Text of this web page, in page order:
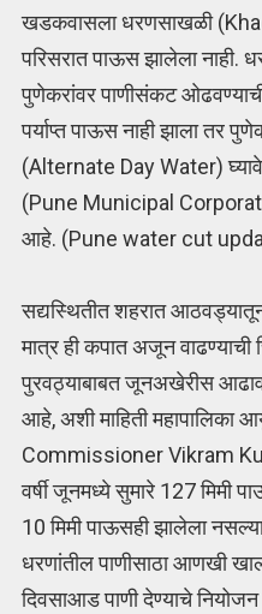
खडकवासला धरणसाखळी
परिसरात पाऊस झालेला नाही.
पुणेकरांवर पाणीसंकट
पर्याप्त पाऊस नाही झाला तर
(Alternate Day Water)
(Pune Municipal
आहे. (Pune water cut
सद्यस्थितीत शहरात
मात्र ही कपात अजून वाढण्याची
पुरवठ्याबाबत जूनअखेरीस
आहे, अशी माहिती महापालिका
Commissioner Vikram
वर्षी जूनमध्ये सुमारे 127 मिमी
10 मिमी पाऊसही झालेला
धरणांतील पाणीसाठा आणखी
दिवसाआड पाणी देण्याचे